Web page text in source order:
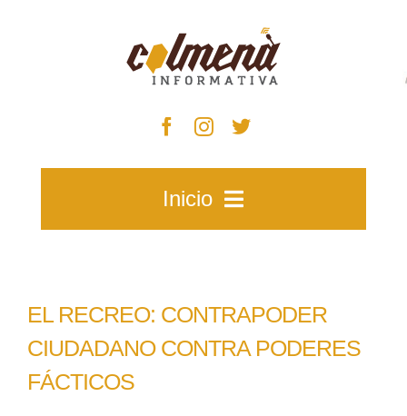
Inicio
Zacatecas
EL RECREO: CONTRAPODER
CIUDADANO CONTRA PODERES
FÁCTICOS